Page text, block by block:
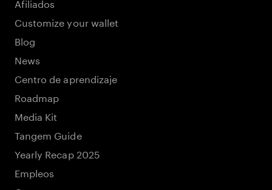
Customize your wallet
Blog
News
Centro de aprendizaje
Roadmap
Media Kit
Tangem Guide
Yearly Recap 2025
Empleos